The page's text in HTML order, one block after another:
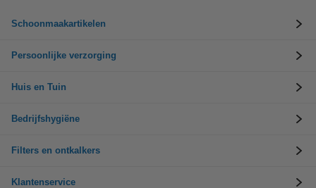
Schoonmaakartikelen
Persoonlijke verzorging
Huis en Tuin
Bedrijfshygiëne
Filters en ontkalkers
Klantenservice